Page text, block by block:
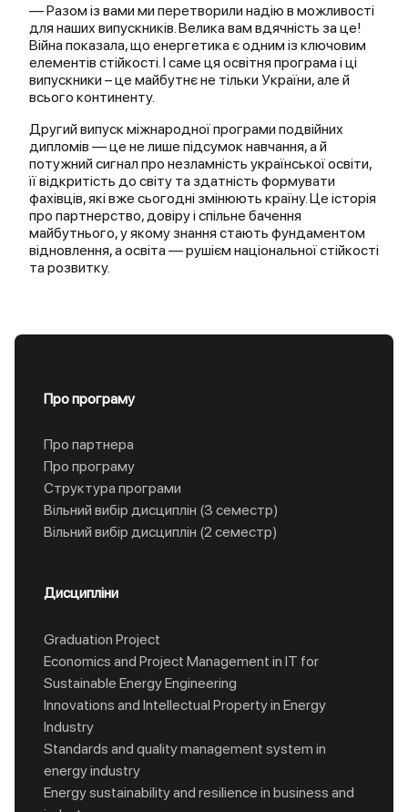
— Разом із вами ми перетворили надію в можливості
для наших випускників. Велика вам вдячність за це!
Війна показала, що енергетика є одним із ключовим
елементів стійкості. І саме ця освітня програма і ці
випускники – це майбутнє не тільки України, але й
всього континенту.
Другий випуск міжнародної програми подвійних
дипломів — це не лише підсумок навчання, а й
потужний сигнал про незламність української освіти,
її відкритість до світу та здатність формувати
фахівців, які вже сьогодні змінюють країну. Це історія
про партнерство, довіру і спільне бачення
майбутнього, у якому знання стають фундаментом
відновлення, а освіта — рушієм національної стійкості
та розвитку.
Про програму
Про партнера
Про програму
Структура програми
Вільний вибір дисциплін (3 семестр)
Вільний вибір дисциплін (2 семестр)
Дисципліни
Graduation Project
Economics and Project Management in IT for
Sustainable Energy Engineering
Innovations and Intellectual Property in Energy
Industry
Standards and quality management system in
energy industry
Energy sustainability and resilience in business and